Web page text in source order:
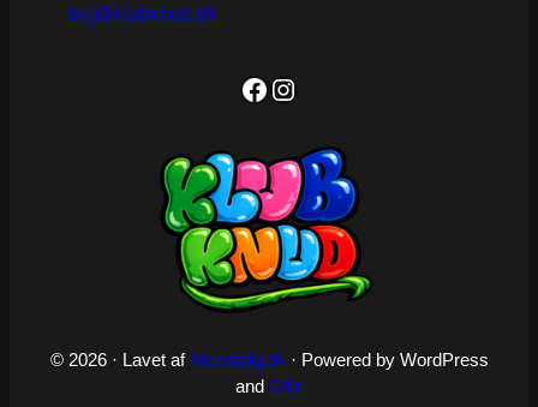
hej@klubknud.dk
Facebook Instagram
© 2026 · Lavet af Nicolaskj.dk · Powered by WordPress
and Ollie